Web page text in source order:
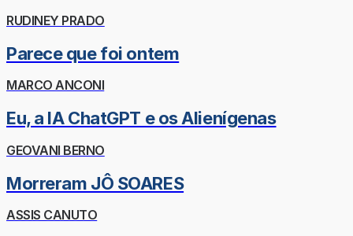
RUDINEY PRADO
Parece que foi ontem
MARCO ANCONI
Eu, a IA ChatGPT e os Alienígenas
GEOVANI BERNO
Morreram JÔ SOARES
ASSIS CANUTO